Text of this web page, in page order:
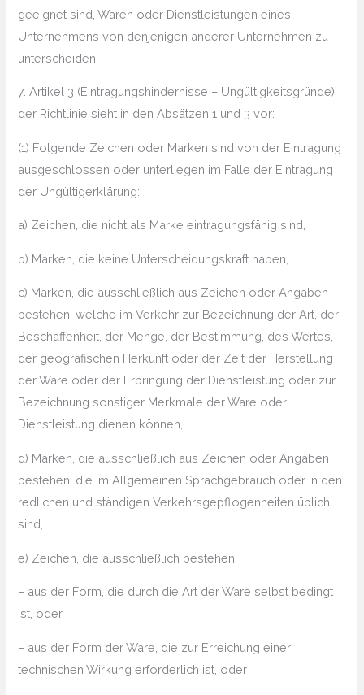
geeignet sind, Waren oder Dienstleistungen eines
Unternehmens von denjenigen anderer Unternehmen zu
unterscheiden.
7. Artikel 3 (Eintragungshindernisse – Ungültigkeitsgründe)
der Richtlinie sieht in den Absätzen 1 und 3 vor:
(1) Folgende Zeichen oder Marken sind von der Eintragung
ausgeschlossen oder unterliegen im Falle der Eintragung
der Ungültigerklärung:
a) Zeichen, die nicht als Marke eintragungsfähig sind,
b) Marken, die keine Unterscheidungskraft haben,
c) Marken, die ausschließlich aus Zeichen oder Angaben
bestehen, welche im Verkehr zur Bezeichnung der Art, der
Beschaffenheit, der Menge, der Bestimmung, des Wertes,
der geografischen Herkunft oder der Zeit der Herstellung
der Ware oder der Erbringung der Dienstleistung oder zur
Bezeichnung sonstiger Merkmale der Ware oder
Dienstleistung dienen können,
d) Marken, die ausschließlich aus Zeichen oder Angaben
bestehen, die im Allgemeinen Sprachgebrauch oder in den
redlichen und ständigen Verkehrsgepflogenheiten üblich
sind,
e) Zeichen, die ausschließlich bestehen
– aus der Form, die durch die Art der Ware selbst bedingt
ist, oder
– aus der Form der Ware, die zur Erreichung einer
technischen Wirkung erforderlich ist, oder